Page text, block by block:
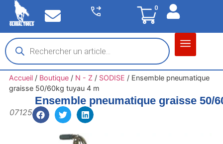
0
Accueil/ Boutique/ N - Z / SODISE / Ensemble pneumatique
graisse 50/60kg tuyau 4 m
Ensemble pneumatique graisse 50/
07125